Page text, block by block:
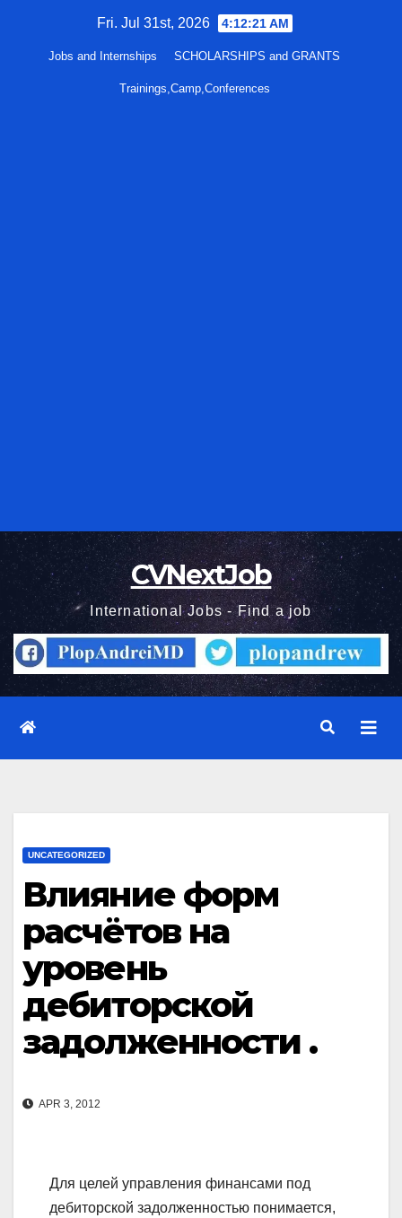
Fri. Jul 31st, 2026 4:12:22 AM
Jobs and Internships SCHOLARSHIPS and GRANTS
Trainings,Camp,Conferences
CVNextJob
International Jobs - Find a job
UNCATEGORIZED
Влияние форм
расчётов на
уровень
дебиторской
задолженности .
APR 3, 2012
Для целей управления финансами под
дебиторской задолженностью понимается,